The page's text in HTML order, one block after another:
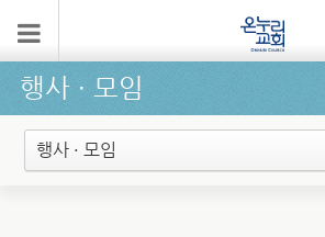
행사 ∙ 모임
행사 · 모임